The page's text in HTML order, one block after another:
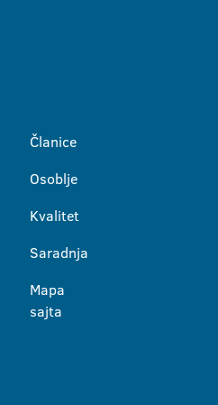
Članice
Osoblje
Kvalitet
Saradnja
Mapa
sajta